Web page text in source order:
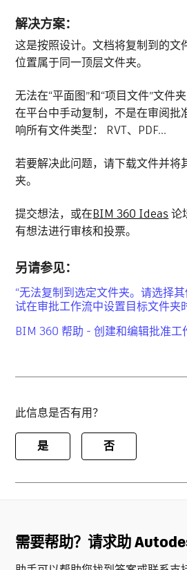
解决方案：
这是按照设计。文档将复制到的文
位置属于同一顶层文件夹。
无法在“平面图”和“项目文件”文件
在平台中手动复制，不是在审阅批
响所有文件类型： RVT、PDF...
若要解决此问题，请下载文件并将
夹。
提交想法，或在BIM 360 Ideas 论
有想法进行审核和投票。
另请参见：
“无法复制到选定文件夹。请选择
试在审批工作流中设置目标文件夹
BIM 360 帮助 - 创建和编辑批准工
此信息是否有用？
是 否
需要帮助？请求助